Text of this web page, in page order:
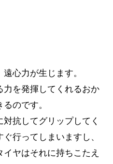
心力が生じます。
力を発揮してくれるおか
のです。
抗してグリップしてく
行ってしまいますし、
ヤはそれに持ちこたえ